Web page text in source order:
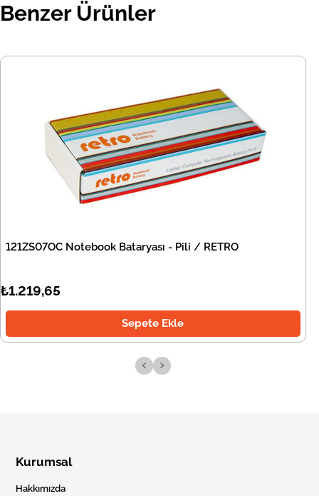
Benzer Ürünler
121ZS07OC Notebook Bataryası - Pili / RETRO
₺1.219,65
Sepete Ekle
‹ ›
Kurumsal
Hakkımızda